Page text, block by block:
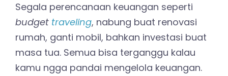
Segala perencanaan keuangan seperti
budget traveling, nabung buat renovasi
rumah, ganti mobil, bahkan investasi buat
masa tua. Semua bisa terganggu kalau
kamu ngga pandai mengelola keuangan.